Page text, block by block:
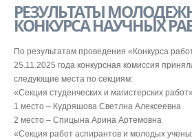
РЕЗУЛЬТАТЫ
КОНКУРСА НАУЧНЫХ
По результатам проведения «Конкурса
25.11.2025 года конкурсная комиссия
следующие места по секциям:
«Секция студенческих и магистерских
1 место – Кудряшова Светлна Алексеевна
2 место – Спицына Арина Артемовна
«Секция работ аспирантов и молодых